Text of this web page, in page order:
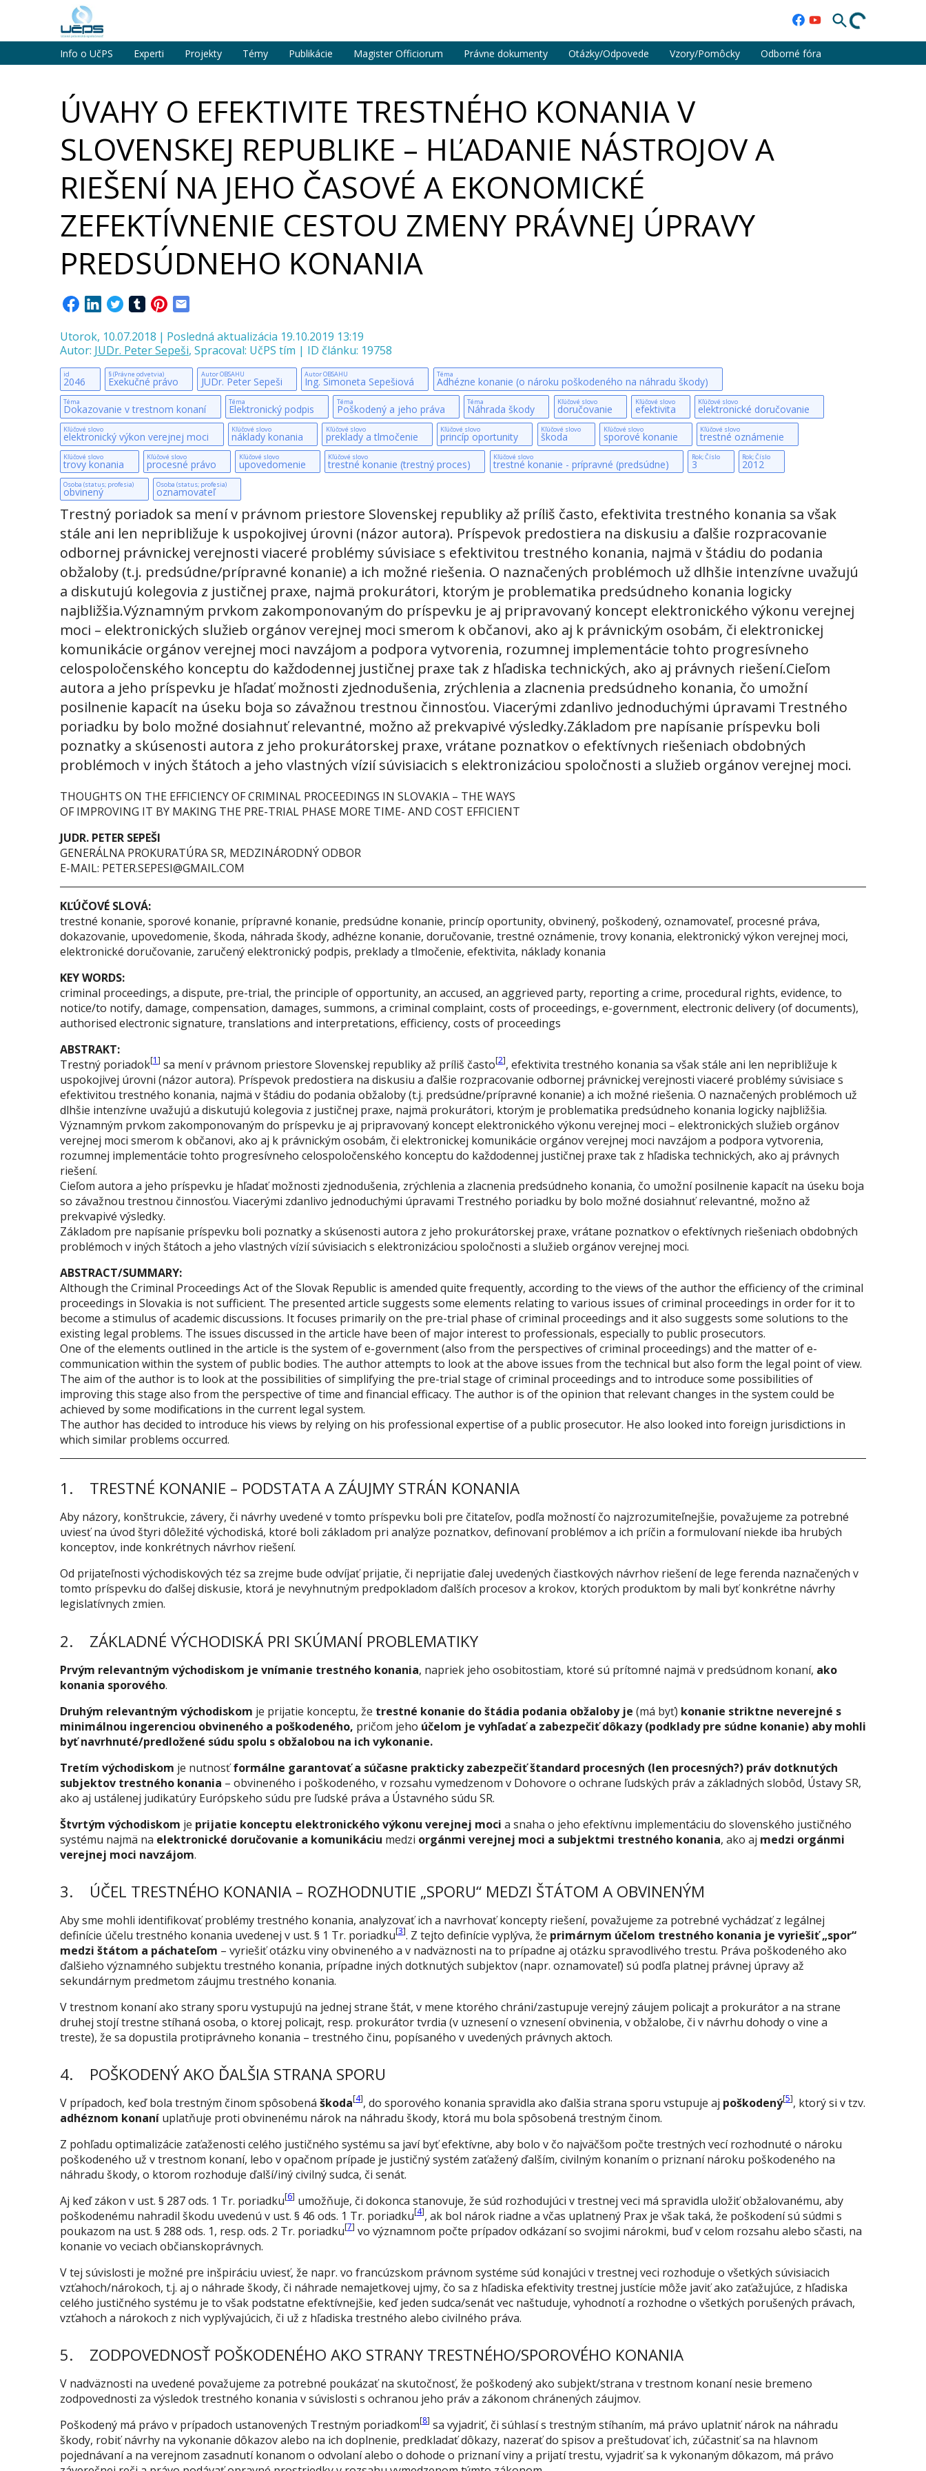
Info o UčPS Experti Projekty Témy Publikácie Magister Officiorum Právne dokumenty Otázky/Odpovede Vzory/Pomôcky Odborné fóra
ÚVAHY O EFEKTIVITE TRESTNÉHO KONANIA V
SLOVENSKEJ REPUBLIKE – HĽADANIE NÁSTROJOV A
RIEŠENÍ NA JEHO ČASOVÉ A EKONOMICKÉ
ZEFEKTÍVNENIE CESTOU ZMENY PRÁVNEJ ÚPRAVY
PREDSÚDNEHO KONANIA
Utorok, 10.07.2018 | Posledná aktualizácia 19.10.2019 13:19
Autor: JUDr. Peter Sepeši, Spracoval: UčPS tím | ID článku: 19758
id
2046
§ (Právne odvetvia)
Exekučné právo
Autor OBSAHU
JUDr. Peter Sepeši
Autor OBSAHU
Ing. Simoneta Sepešiová
Téma
Adhézne konanie (o nároku poškodeného na náhradu škody)
Téma
Dokazovanie v trestnom konaní
Téma
Elektronický podpis
Téma
Poškodený a jeho práva
Téma
Náhrada škody
Kľúčové slovo
doručovanie
Kľúčové slovo
efektivita
Kľúčové slovo
elektronické doručovanie
Kľúčové slovo
elektronický výkon verejnej moci
Kľúčové slovo
náklady konania
Kľúčové slovo
preklady a tlmočenie
Kľúčové slovo
princíp oportunity
Kľúčové slovo
škoda
Kľúčové slovo
sporové konanie
Kľúčové slovo
trestné oznámenie
Kľúčové slovo
trovy konania
Kľúčové slovo
procesné právo
Kľúčové slovo
upovedomenie
Kľúčové slovo
trestné konanie (trestný proces)
Kľúčové slovo
trestné konanie - prípravné (predsúdne)
Rok; Číslo
3
Rok; Číslo
2012
Osoba (status; profesia)
obvinený
Osoba (status; profesia)
oznamovateľ
Trestný poriadok sa mení v právnom priestore Slovenskej republiky až príliš často, efektivita trestného konania sa však
stále ani len nepribližuje k uspokojivej úrovni (názor autora). Príspevok predostiera na diskusiu a ďalšie rozpracovanie
odbornej právnickej verejnosti viaceré problémy súvisiace s efektivitou trestného konania, najmä v štádiu do podania
obžaloby (t.j. predsúdne/prípravné konanie) a ich možné riešenia. O naznačených problémoch už dlhšie intenzívne uvažujú
a diskutujú kolegovia z justičnej praxe, najmä prokurátori, ktorým je problematika predsúdneho konania logicky
najbližšia.Významným prvkom zakomponovaným do príspevku je aj pripravovaný koncept elektronického výkonu verejnej
moci – elektronických služieb orgánov verejnej moci smerom k občanovi, ako aj k právnickým osobám, či elektronickej
komunikácie orgánov verejnej moci navzájom a podpora vytvorenia, rozumnej implementácie tohto progresívneho
celospoločenského konceptu do každodennej justičnej praxe tak z hľadiska technických, ako aj právnych riešení.Cieľom
autora a jeho príspevku je hľadať možnosti zjednodušenia, zrýchlenia a zlacnenia predsúdneho konania, čo umožní
posilnenie kapacít na úseku boja so závažnou trestnou činnosťou. Viacerými zdanlivo jednoduchými úpravami Trestného
poriadku by bolo možné dosiahnuť relevantné, možno až prekvapivé výsledky.Základom pre napísanie príspevku boli
poznatky a skúsenosti autora z jeho prokurátorskej praxe, vrátane poznatkov o efektívnych riešeniach obdobných
problémoch v iných štátoch a jeho vlastných vízií súvisiacich s elektronizáciou spoločnosti a služieb orgánov verejnej moci.
THOUGHTS ON THE EFFICIENCY OF CRIMINAL PROCEEDINGS IN SLOVAKIA – THE WAYS
OF IMPROVING IT BY MAKING THE PRE-TRIAL PHASE MORE TIME- AND COST EFFICIENT
JUDR. PETER SEPEŠI
GENERÁLNA PROKURATÚRA SR, MEDZINÁRODNÝ ODBOR
E-MAIL: PETER.SEPESI@GMAIL.COM
KĽÚČOVÉ SLOVÁ:
trestné konanie, sporové konanie, prípravné konanie, predsúdne konanie, princíp oportunity, obvinený, poškodený, oznamovateľ, procesné práva,
dokazovanie, upovedomenie, škoda, náhrada škody, adhézne konanie, doručovanie, trestné oznámenie, trovy konania, elektronický výkon verejnej moci,
elektronické doručovanie, zaručený elektronický podpis, preklady a tlmočenie, efektivita, náklady konania
KEY WORDS:
criminal proceedings, a dispute, pre-trial, the principle of opportunity, an accused, an aggrieved party, reporting a crime, procedural rights, evidence, to
notice/to notify, damage, compensation, damages, summons, a criminal complaint, costs of proceedings, e-government, electronic delivery (of documents),
authorised electronic signature, translations and interpretations, efficiency, costs of proceedings
ABSTRAKT:
Trestný poriadok[1] sa mení v právnom priestore Slovenskej republiky až príliš často[2], efektivita trestného konania sa však stále ani len nepribližuje k
uspokojivej úrovni (názor autora). Príspevok predostiera na diskusiu a ďalšie rozpracovanie odbornej právnickej verejnosti viaceré problémy súvisiace s
efektivitou trestného konania, najmä v štádiu do podania obžaloby (t.j. predsúdne/prípravné konanie) a ich možné riešenia. O naznačených problémoch už
dlhšie intenzívne uvažujú a diskutujú kolegovia z justičnej praxe, najmä prokurátori, ktorým je problematika predsúdneho konania logicky najbližšia.
Významným prvkom zakomponovaným do príspevku je aj pripravovaný koncept elektronického výkonu verejnej moci – elektronických služieb orgánov
verejnej moci smerom k občanovi, ako aj k právnickým osobám, či elektronickej komunikácie orgánov verejnej moci navzájom a podpora vytvorenia,
rozumnej implementácie tohto progresívneho celospoločenského konceptu do každodennej justičnej praxe tak z hľadiska technických, ako aj právnych
riešení.
Cieľom autora a jeho príspevku je hľadať možnosti zjednodušenia, zrýchlenia a zlacnenia predsúdneho konania, čo umožní posilnenie kapacít na úseku boja
so závažnou trestnou činnosťou. Viacerými zdanlivo jednoduchými úpravami Trestného poriadku by bolo možné dosiahnuť relevantné, možno až
prekvapivé výsledky.
Základom pre napísanie príspevku boli poznatky a skúsenosti autora z jeho prokurátorskej praxe, vrátane poznatkov o efektívnych riešeniach obdobných
problémoch v iných štátoch a jeho vlastných vízií súvisiacich s elektronizáciou spoločnosti a služieb orgánov verejnej moci.
ABSTRACT/SUMMARY:
Although the Criminal Proceedings Act of the Slovak Republic is amended quite frequently, according to the views of the author the efficiency of the criminal
proceedings in Slovakia is not sufficient. The presented article suggests some elements relating to various issues of criminal proceedings in order for it to
become a stimulus of academic discussions. It focuses primarily on the pre-trial phase of criminal proceedings and it also suggests some solutions to the
existing legal problems. The issues discussed in the article have been of major interest to professionals, especially to public prosecutors.
One of the elements outlined in the article is the system of e-government (also from the perspectives of criminal proceedings) and the matter of e-
communication within the system of public bodies. The author attempts to look at the above issues from the technical but also form the legal point of view.
The aim of the author is to look at the possibilities of simplifying the pre-trial stage of criminal proceedings and to introduce some possibilities of
improving this stage also from the perspective of time and financial efficacy. The author is of the opinion that relevant changes in the system could be
achieved by some modifications in the current legal system.
The author has decided to introduce his views by relying on his professional expertise of a public prosecutor. He also looked into foreign jurisdictions in
which similar problems occurred.
1. TRESTNÉ KONANIE – PODSTATA A ZÁUJMY STRÁN KONANIA
Aby názory, konštrukcie, závery, či návrhy uvedené v tomto príspevku boli pre čitateľov, podľa možností čo najzrozumiteľnejšie, považujeme za potrebné
uviesť na úvod štyri dôležité východiská, ktoré boli základom pri analýze poznatkov, definovaní problémov a ich príčin a formulovaní niekde iba hrubých
konceptov, inde konkrétnych návrhov riešení.
Od prijateľnosti východiskových téz sa zrejme bude odvíjať prijatie, či neprijatie ďalej uvedených čiastkových návrhov riešeníde lege ferenda naznačených v
tomto príspevku do ďalšej diskusie, ktorá je nevyhnutným predpokladom ďalších procesov a krokov, ktorých produktom by mali byť konkrétne návrhy
legislatívnych zmien.
2. ZÁKLADNÉ VÝCHODISKÁ PRI SKÚMANÍ PROBLEMATIKY
Prvým relevantným východiskom je vnímanie trestného konania, napriek jeho osobitostiam, ktoré sú prítomné najmä v predsúdnom konaní, ako
konania sporového.
Druhým relevantným východiskom je prijatie konceptu, že trestné konanie do štádia podania obžaloby je (má byť) konanie striktne neverejné s
minimálnou ingerenciou obvineného a poškodeného, pričom jeho účelom je vyhľadať a zabezpečiť dôkazy (podklady pre súdne konanie) aby mohli
byť navrhnuté/predložené súdu spolu s obžalobou na ich vykonanie.
Tretím východiskom je nutnosťformálne garantovať a súčasne prakticky zabezpečiť štandard procesných (len procesných?) práv dotknutých
subjektov trestného konania – obvineného i poškodeného, v rozsahu vymedzenom v Dohovore o ochrane ľudských práv a základných slobôd, Ústavy SR,
ako aj ustálenej judikatúry Európskeho súdu pre ľudské práva a Ústavného súdu SR.
Štvrtým východiskom je prijatie konceptu elektronického výkonu verejnej moci a snaha o jeho efektívnu implementáciu do slovenského justičného
systému najmä na elektronické doručovanie a komunikáciu medzi orgánmi verejnej moci a subjektmi trestného konania, ako aj medzi orgánmi
verejnej moci navzájom.
3. ÚČEL TRESTNÉHO KONANIA – ROZHODNUTIE „SPORU“ MEDZI ŠTÁTOM A OBVINENÝM
Aby sme mohli identifikovať problémy trestného konania, analyzovať ich a navrhovať koncepty riešení, považujeme za potrebné vychádzať z legálnej
definície účelu trestného konania uvedenej v ust. § 1 Tr. poriadku[3]. Z tejto definície vyplýva, že primárnym účelom trestného konania je vyriešiť „spor“
medzi štátom a páchateľom – vyriešiť otázku viny obvineného a v nadväznosti na to prípadne aj otázku spravodlivého trestu. Práva poškodeného ako
ďalšieho významného subjektu trestného konania, prípadne iných dotknutých subjektov (napr. oznamovateľ) sú podľa platnej právnej úpravy až
sekundárnym predmetom záujmu trestného konania.
V trestnom konaní ako strany sporu vystupujú na jednej strane štát, v mene ktorého chráni/zastupuje verejný záujem policajt a prokurátor a na strane
druhej stojí trestne stíhaná osoba, o ktorej policajt, resp. prokurátor tvrdia (v uznesení o vznesení obvinenia, v obžalobe, či v návrhu dohody o vine a
treste), že sa dopustila protiprávneho konania – trestného činu, popísaného v uvedených právnych aktoch.
4. POŠKODENÝ AKO ĎALŠIA STRANA SPORU
V prípadoch, keď bola trestným činom spôsobená škoda[4], do sporového konania spravidla ako ďalšia strana sporu vstupuje aj poškodený[5], ktorý si v tzv.
adhéznom konaní uplatňuje proti obvinenému nárok na náhradu škody, ktorá mu bola spôsobená trestným činom.
Z pohľadu optimalizácie zaťaženosti celého justičného systému sa javí byť efektívne, aby bolo v čo najväčšom počte trestných vecí rozhodnuté o nároku
poškodeného už v trestnom konaní, lebo v opačnom prípade je justičný systém zaťažený ďalším, civilným konaním o priznaní nároku poškodeného na
náhradu škody, o ktorom rozhoduje ďalší/iný civilný sudca, či senát.
Aj keď zákon v ust. § 287 ods. 1 Tr. poriadku[6] umožňuje, či dokonca stanovuje, že súd rozhodujúci v trestnej veci má spravidla uložiť obžalovanému, aby
poškodenému nahradil škodu uvedenú v ust. § 46 ods. 1 Tr. poriadku[4], ak bol nárok riadne a včas uplatnený Prax je však taká, že poškodení sú súdmi s
poukazom na ust. § 288 ods. 1, resp. ods. 2 Tr. poriadku[7] vo významnom počte prípadov odkázaní so svojimi nárokmi, buď v celom rozsahu alebo sčasti, na
konanie vo veciach občianskoprávnych.
V tej súvislosti je možné pre inšpiráciu uviesť, že napr. vo francúzskom právnom systéme súd konajúci v trestnej veci rozhoduje o všetkých súvisiacich
vzťahoch/nárokoch, t.j. aj o náhrade škody, či náhrade nemajetkovej ujmy, čo sa z hľadiska efektivity trestnej justície môže javiť ako zaťažujúce, z hľadiska
celého justičného systému je to však podstatne efektívnejšie, keď jeden sudca/senát vec naštuduje, vyhodnotí a rozhodne o všetkých porušených právach,
vzťahoch a nárokoch z nich vyplývajúcich, či už z hľadiska trestného alebo civilného práva.
5. ZODPOVEDNOSŤ POŠKODENÉHO AKO STRANY TRESTNÉHO/SPOROVÉHO KONANIA
V nadväznosti na uvedené považujeme za potrebné poukázať na skutočnosť, že poškodený ako subjekt/strana v trestnom konaní nesie bremeno
zodpovednosti za výsledok trestného konania v súvislosti s ochranou jeho práv a zákonom chránených záujmov.
Poškodený má právo v prípadoch ustanovených Trestným poriadkom[8] sa vyjadriť, či súhlasí s trestným stíhaním, má právo uplatniť nárok na náhradu
škody, robiť návrhy na vykonanie dôkazov alebo na ich doplnenie, predkladať dôkazy, nazerať do spisov a preštudovať ich, zúčastniť sa na hlavnom
pojednávaní a na verejnom zasadnutí konanom o odvolaní alebo o dohode o priznaní viny a prijatí trestu, vyjadriť sa k vykonaným dôkazom, má právo